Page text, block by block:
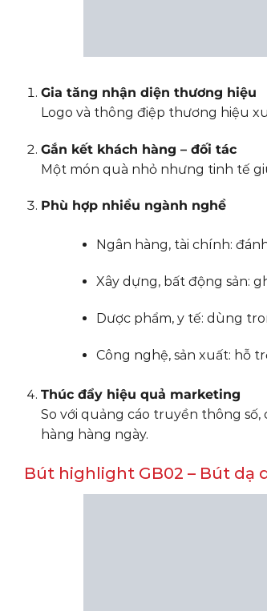
Gia tăng nhận diện thương hiệu
Logo và thông điệp thương hiệu
Gắn kết khách hàng – đối tác
Một món quà nhỏ nhưng tinh tế
Phù hợp nhiều ngành nghề
Ngân hàng, tài chính:
Xây dựng, bất động sản:
Dược phẩm, y tế: dùng
Công nghệ, sản xuất: hỗ
Thúc đẩy hiệu quả marketing
So với quảng cáo truyền thông
hàng hàng ngày.
Bút highlight GB02 – Bút dạ